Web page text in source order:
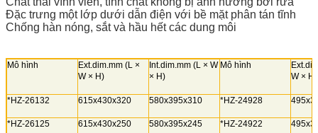
Đặc trưng một lớp dưới dẫn điện với bề mặt phân tán tĩnh
Chống hàn nóng, sắt và hầu hết các dung môi
Mô hình
Ext.dim.mm (L ×
W × H)
Int.dim.mm (L × W
× H)
Mô hình
W × H)
*HZ-26132 615x430x320 580x395x310 *HZ-24928
*HZ-26125 615x430x250 580x395x245 *HZ-24922